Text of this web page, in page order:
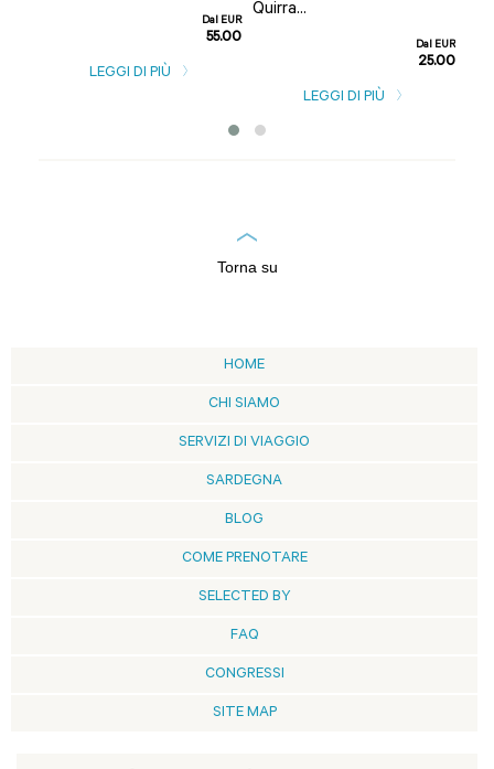
Dal EUR
55.00
LEGGI DI PIÙ
Quirra...
Dal EUR
25.00
LEGGI DI PIÙ
Torna su
HOME
CHI SIAMO
SERVIZI DI VIAGGIO
SARDEGNA
BLOG
COME PRENOTARE
SELECTED BY
FAQ
CONGRESSI
SITE MAP